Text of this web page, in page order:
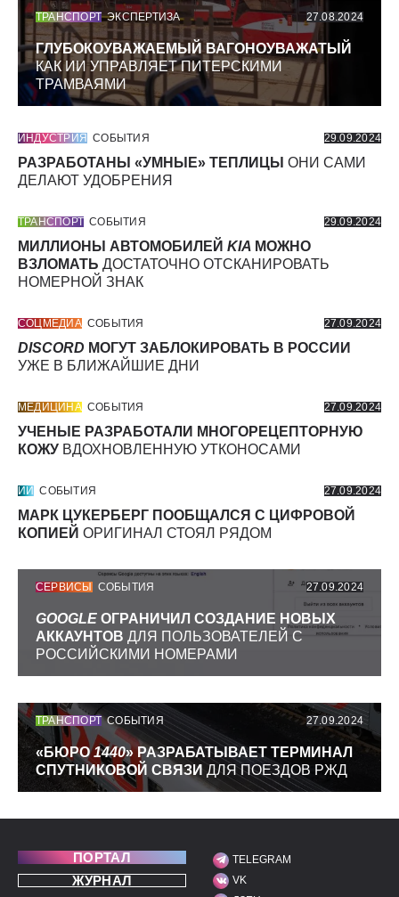
ТРАНСПОРТ ЭКСПЕРТИЗА 27.08.2024
ГЛУБОКОУВАЖАЕМЫЙ ВАГОНОУВАЖАТЫЙ
КАК ИИ УПРАВЛЯЕТ ПИТЕРСКИМИ
ТРАМВАЯМИ
ИНДУСТРИЯ СОБЫТИЯ 29.09.2024
РАЗРАБОТАНЫ «УМНЫЕ» ТЕПЛИЦЫ ОНИ САМИ
ДЕЛАЮТ УДОБРЕНИЯ
ТРАНСПОРТ СОБЫТИЯ 29.09.2024
МИЛЛИОНЫ АВТОМОБИЛЕЙ KIA МОЖНО
ВЗЛОМАТЬ ДОСТАТОЧНО ОТСКАНИРОВАТЬ
НОМЕРНОЙ ЗНАК
СОЦМЕДИА СОБЫТИЯ 27.09.2024
DISCORD МОГУТ ЗАБЛОКИРОВАТЬ В РОССИИ
УЖЕ В БЛИЖАЙШИЕ ДНИ
МЕДИЦИНА СОБЫТИЯ 27.09.2024
УЧЕНЫЕ РАЗРАБОТАЛИ МНОГОРЕЦЕПТОРНУЮ
КОЖУ ВДОХНОВЛЕННУЮ УТКОНОСАМИ
ИИ СОБЫТИЯ 27.09.2024
МАРК ЦУКЕРБЕРГ ПООБЩАЛСЯ С ЦИФРОВОЙ
КОПИЕЙ ОРИГИНАЛ СТОЯЛ РЯДОМ
СЕРВИСЫ СОБЫТИЯ 27.09.2024
GOOGLE ОГРАНИЧИЛ СОЗДАНИЕ НОВЫХ
АККАУНТОВ ДЛЯ ПОЛЬЗОВАТЕЛЕЙ С
РОССИЙСКИМИ НОМЕРАМИ
ТРАНСПОРТ СОБЫТИЯ 27.09.2024
«БЮРО1440» РАЗРАБАТЫВАЕТ ТЕРМИНАЛ
СПУТНИКОВОЙ СВЯЗИ ДЛЯ ПОЕЗДОВ РЖД
ПОРТАЛ
ЖУРНАЛ
МЫ В СОЦИАЛЬНЫХ
TELEGRAM
VK